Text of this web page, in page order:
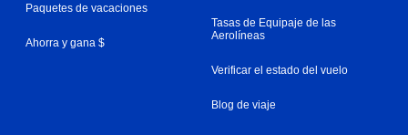
Paquetes de vacaciones
Ahorra y gana $
Tasas de Equipaje de las
Aerolíneas
Verificar el estado del vuelo
Blog de viaje